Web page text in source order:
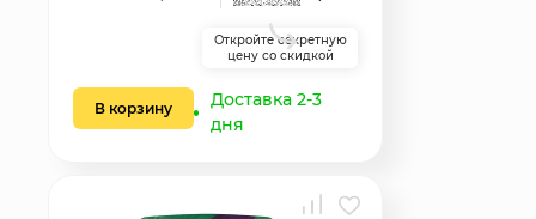
Откройте секретную
цену со скидкой
В корзину
Доставка 2-3
дня